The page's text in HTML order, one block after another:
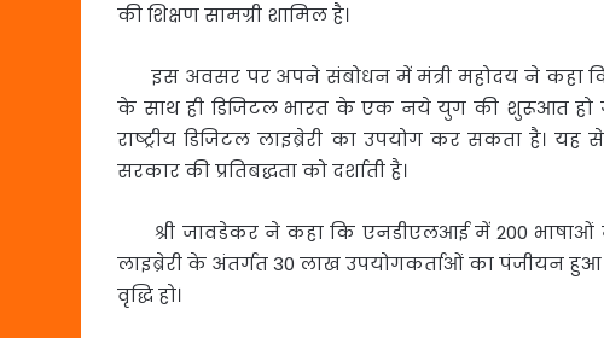
की शिक्षण सामग्री शामिल है।
इस अवसर पर अपने संबोधन में मंत्री महोदय ने कहा
के साथ ही डिजिटल भारत के एक नये युग की शुरूआत हो
राष्‍ट्रीय डिजिटल लाइब्रेरी का उपयोग कर सकता है।
सरकार की प्रतिबद्धता को दर्शाती है।
श्री जावडेकर ने कहा कि एनडीएलआई में 200 भाषाओं में
लाइब्रेरी के अंतर्गत 30 लाख उपयोगकर्ताओं का पंजीयन हुआ
वृद्धि हो।